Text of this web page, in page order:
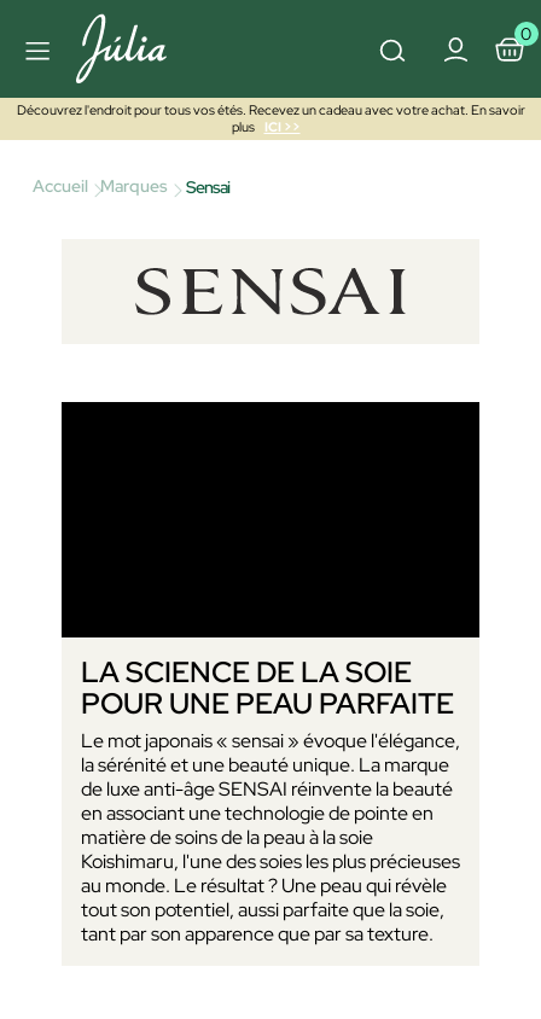
0
Découvrez l'endroit pour tous vos étés. Recevez un cadeau avec votre achat. En savoir
plus
ICI >>
Accueil Marques Sensai
LA SCIENCE DE LA SOIE
POUR UNE PEAU PARFAITE
Le mot japonais « sensai » évoque l'élégance,
la sérénité et une beauté unique. La marque
de luxe anti-âge SENSAI réinvente la beauté
en associant une technologie de pointe en
matière de soins de la peau à la soie
Koishimaru, l'une des soies les plus précieuses
au monde. Le résultat ? Une peau qui révèle
tout son potentiel, aussi parfaite que la soie,
tant par son apparence que par sa texture.